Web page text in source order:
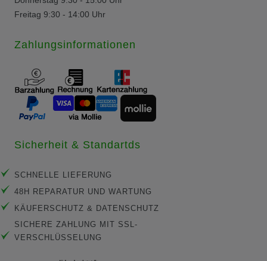
Freitag 9:30 - 14:00 Uhr
Zahlungsinformationen
Sicherheit & Standartds
SCHNELLE LIEFERUNG
48H REPARATUR UND WARTUNG
KÄUFERSCHUTZ & DATENSCHUTZ
SICHERE ZAHLUNG MIT SSL-
VERSCHLÜSSELUNG